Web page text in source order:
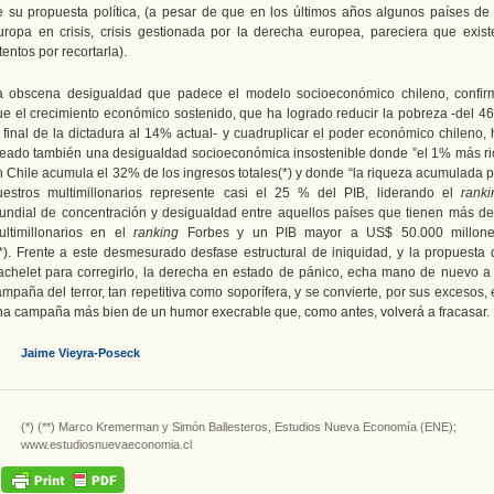
su propuesta política, (a pesar de que en los últimos años algunos países de
en crisis, crisis gestionada por la derecha europea, pareciera que
por recortarla).
obscena desigualdad que padece el modelo socioeconómico chileno,
el crecimiento económico sostenido, que ha logrado reducir la pobreza -del
final de la dictadura al 14% actual- y cuadruplicar el poder económico chileno,
también una desigualdad socioeconómica insostenible donde ”el 1% más
Chile acumula el 32% de los ingresos totales(*) y donde “la riqueza acumulada
multimillonarios represente casi el 25 % del PIB, liderando el
de concentración y desigualdad entre aquellos países que tienen más
en elranking Forbes y un PIB mayor a US$ 50.000
Frente a este desmesurado desfase estructural de iniquidad, y la propuesta
para corregirlo, la derecha en estado de pánico, echa mano de nuevo a
del terror, tan repetitiva como soporífera, y se convierte, por sus excesos,
campaña más bien de un humor execrable que, como antes, volverá a fracasar.
Jaime Vieyra-Poseck
(*) (**) Marco Kremerman y Simón Ballesteros, Estudios Nueva Economía (ENE);
www.estudiosnuevaeconomia.cl